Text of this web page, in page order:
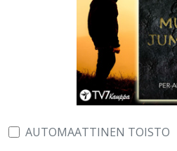
AUTOMAATTINEN TOISTO